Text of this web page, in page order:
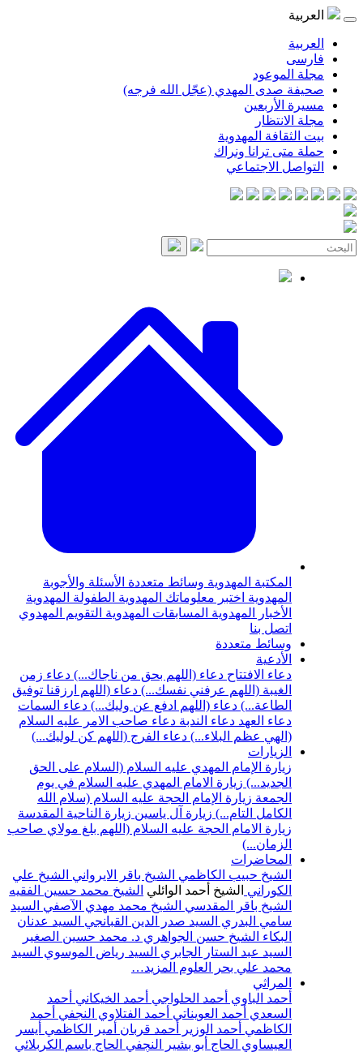
العربية
العربية
فارسی
مجلة الموعود
صحيفة صدى المهدي (عجّل الله فرجه)
مسيرة الأربعين
مجلة الانتظار
بيت الثقافة المهدوية
حملة متى ترانا ونراك
التواصل الاجتماعي
المكتبة المهدوية وسائط متعددة الأسئلة والأجوبة
المهدوية اختبر معلوماتك المهدوية الطفولة المهدوية
الأخبار المهدوية المسابقات المهدوية التقويم المهدوي
اتصل بنا
وسائط متعددة
الأدعية
دعاء الافتتاح دعاء (اللهم بحق من ناجاك...) دعاء زمن
الغيبة (اللهم عرفني نفسك...) دعاء (اللهم ارزقنا توفيق
الطاعة...) دعاء (اللهم ادفع عن وليك...) دعاء السمات
دعاء العهد دعاء الندبة دعاء صاحب الامر عليه السلام
(الهي عظم البلاء...) دعاء الفرج (اللهم كن لوليك...)
الزيارات
زيارة الإمام المهدي عليه السلام (السلام على الحق
الجديد...) زيارة الامام المهدي عليه السلام في يوم
الجمعة زيارة الإمام الحجة عليه السلام (سلام الله
الكامل التام...) زيارة آل ياسين زيارة الناحية المقدسة
زيارة الامام الحجة عليه السلام (اللهم بلغ مولاي صاحب
الزمان...)
المحاضرات
الشيخ حبيب الكاظمي الشيخ باقر الايرواني الشيخ علي
الكوراني الشيخ أحمد الوائلي الشيخ محمد حسين الفقيه
الشيخ باقر المقدسي الشيخ محمد مهدي الآصفي السيد
سامي البدري السيد صدر الدين القبانجي السيد عدنان
البكاء الشيخ حسن الجواهري د. محمد حسين الصغير
السيد عبد الستار الجابري السيد رياض الموسوي السيد
محمد علي بحر العلوم المزيد…
المراثي
أحمد الباوي أحمد الحلواجي أحمد الخيكاني أحمد
السعدي أحمد العويناتي أحمد الفتلاوي النجفي أحمد
الكاظمي أحمد الوزير أحمد قربان أمير الكاظمي أيسر
العيساوي الحاج أبو بشير النجفي الحاج باسم الكربلائي